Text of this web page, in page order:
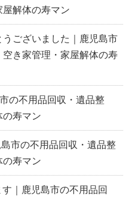
解体の寿マン
ございました｜鹿児島市
き家管理・家屋解体の寿
の不用品回収・遺品整
寿マン
の不用品回収・遺品整
寿マン
｜鹿児島市の不用品回